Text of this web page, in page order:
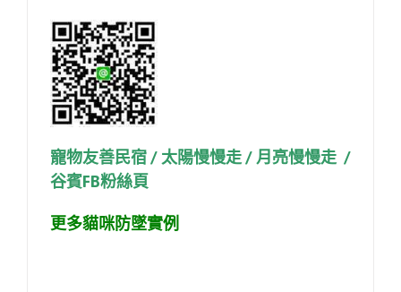
寵物友善民宿/ 太陽慢慢走/ 月亮慢慢走 /
谷賓FB粉絲頁
更多貓咪防墜實例